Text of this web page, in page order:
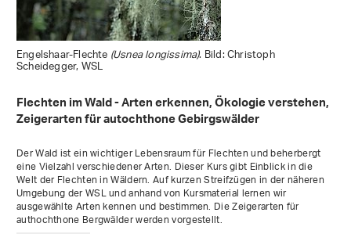
Engelshaar-Flechte(Usnea longissima). Bild: Christoph
Scheidegger, WSL
Flechten im Wald - Arten erkennen, Ökologie verstehen,
Zeigerarten für autochthone Gebirgswälder
Der Wald ist ein wichtiger Lebensraum für Flechten und beherbergt
eine Vielzahl verschiedener Arten. Dieser Kurs gibt Einblick in die
Welt der Flechten in Wäldern. Auf kurzen Streifzügen in der näheren
Umgebung der WSL und anhand von Kursmaterial lernen wir
ausgewählte Arten kennen und bestimmen. Die Zeigerarten für
authochthone Bergwälder werden vorgestellt.